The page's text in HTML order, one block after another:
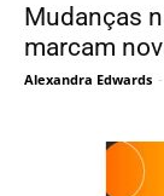
Mudanças
marcam
Alexandra Edwards -